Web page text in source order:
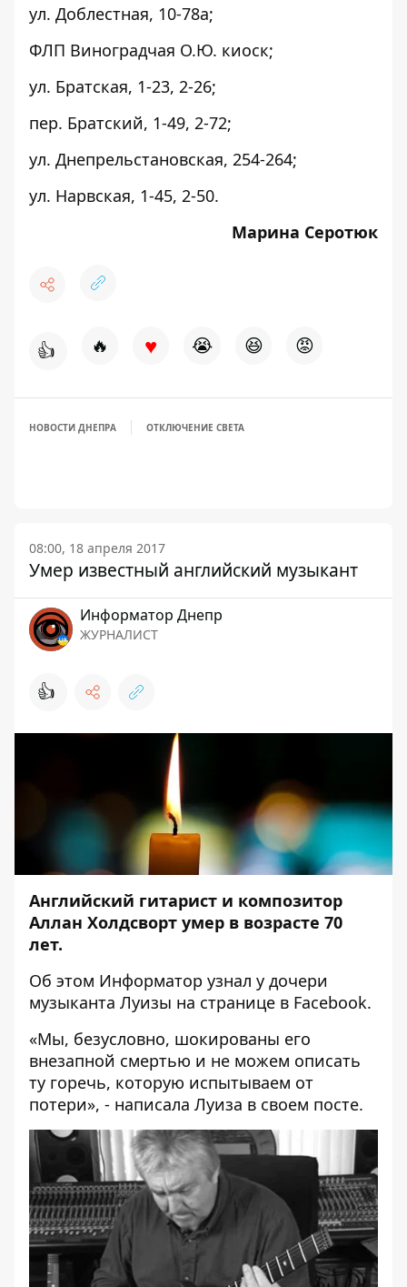
ул. Доблестная, 10-78а;
ФЛП Виноградчая О.Ю. киоск;
ул. Братская, 1-23, 2-26;
пер. Братский, 1-49, 2-72;
ул. Днепрельстановская, 254-264;
ул. Нарвская, 1-45, 2-50.
Марина Серотюк
👍 🔥 ♥ 😭 😆 😡
НОВОСТИ ДНЕПРА ОТКЛЮЧЕНИЕ СВЕТА
08:00, 18 апреля 2017
Умер известный английский музыкант
Информатор Днепр
ЖУРНАЛИСТ
👍
Английский гитарист и композитор
Аллан Холдсворт умер в возрасте 70
лет.
Об этом Информатор узнал у дочери
музыканта Луизы на странице в Facebook.
«Мы, безусловно, шокированы его
внезапной смертью и не можем описать
ту горечь, которую испытываем от
потери», - написала Луиза в своем посте.